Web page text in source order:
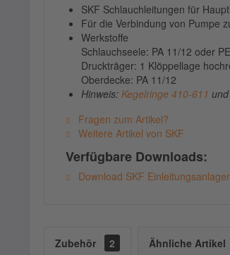
SKF Schlauchleitungen für
Für die Verbindung von Pumpe
Werkstoffe
Schlauchseele: PA 11/12 oder
Druckträger: 1 Klöppellage
Oberdecke: PA 11/12
Hinweis: Kegelringe 410-611 und
Fragen zum Artikel?
Weitere Artikel von SKF
Verfügbare Downloads:
Download SKF
Zubehör 2 Ähnliche Artikel